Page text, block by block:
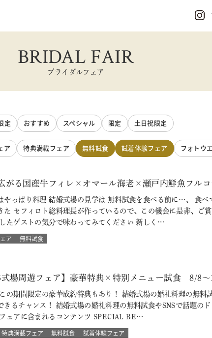
BRIDAL FAIR
ブライダルフェア
定 おすすめ スペシャル 限定 土日祝限定
ア 特典満載フェア 無料試食 試着体験フェア フォトウ
がる国産牛フィレ×オマール海老×瀬戸内鮮魚フルコ
やっぱり料理 結婚式場の見学は 無料試食を食べる前に…、 食
た セフィロト総料理長が作っているので、この機会に是非、ご
たゲストの気分で味わってみてください 新しく…
ア
無料試食
式場周遊フェア】豪華特典×特別メニュー試食 8/8～
の期間限定の豪華成約特典もあり！ 結婚式場の婚礼料理の無料
きるチャンス！ 結婚式場の婚礼料理の無料試食やSNSで話題の
ェアに含まれるコンテンツ SPECIAL BE…
特典満載フェア 無料試食
試着体験フェア